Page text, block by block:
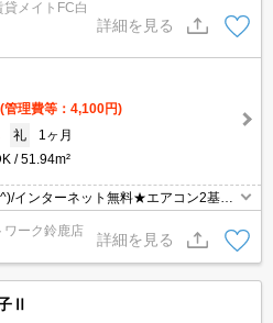
方にもおすすめですよ♪
メイトFC白
詳細を見る
(管理費等：4,100円)
礼
1ヶ月
51.94m²
インターネット無料★エアコン2基・
など！充実設備★静かな立地環境です
ワーク鈴鹿店
詳細を見る
Ⅱ